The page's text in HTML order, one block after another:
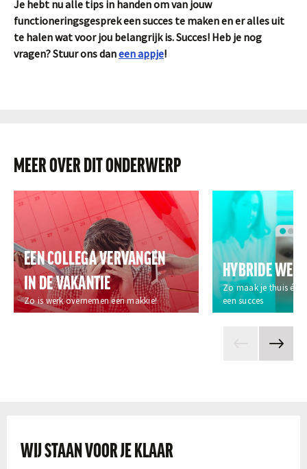
Je hebt nu alle tips in handen om van jouw
functioneringsgesprek een succes te maken en er alles uit
te halen wat voor jou belangrijk is. Succes! Heb je nog
vragen? Stuur ons daneen appje!
MEER OVER DIT ONDERWERP
EEN COLLEGA VERVANGEN
IN DE VAKANTIE
Zo is werk overnemen een makkie!
HYBRIDE
Zo maak je thuis én
een succes
WIJ STAAN VOOR JE KLAAR